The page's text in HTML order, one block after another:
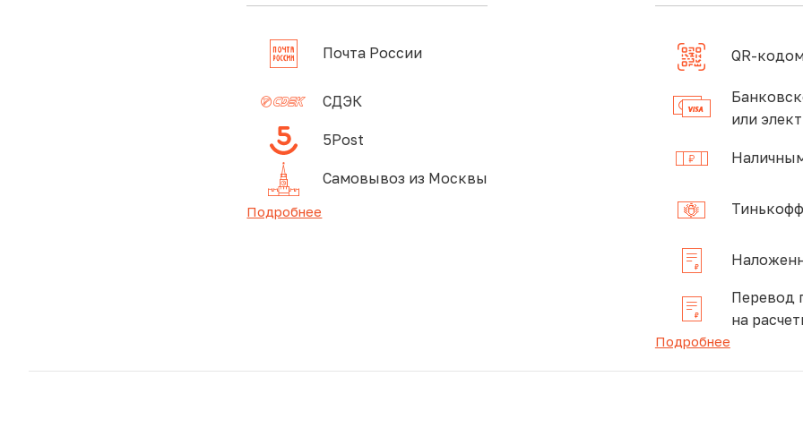
Почта России
СДЭК
5Post
Самовывоз из Москвы
Подробнее
QR-
или
Перевод
на
Подробнее